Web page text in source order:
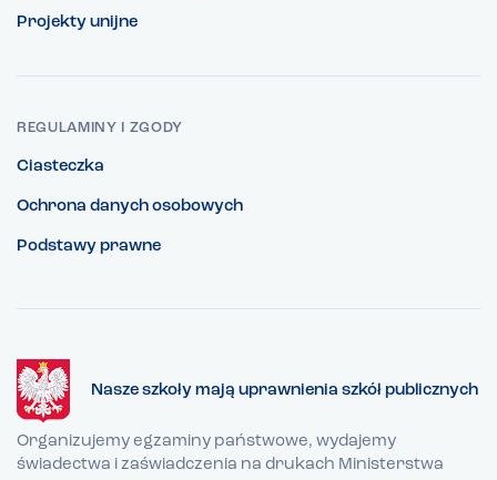
Projekty unijne
REGULAMINY I ZGODY
Ciasteczka
Ochrona danych osobowych
Podstawy prawne
Nasze szkoły mają uprawnienia szkół publicznych
Organizujemy egzaminy państwowe, wydajemy
świadectwa i zaświadczenia na drukach Ministerstwa